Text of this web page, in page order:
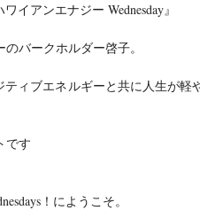
イアンエナジー Wednesday』
バークホルダー啓子。
ティブエネルギーと共に人生が
です
！にようこそ。